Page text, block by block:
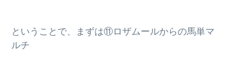
ということで、まずは⑪ロザムールからの馬単マ
ルチ